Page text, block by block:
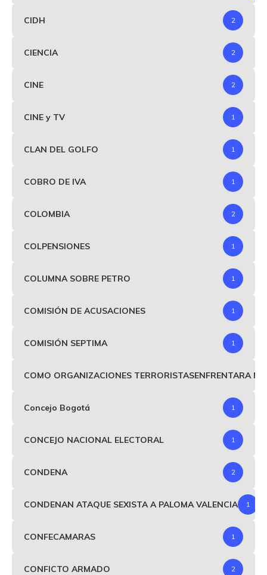
CIDH 2
CIENCIA 2
CINE 2
CINE y TV 1
CLAN DEL GOLFO 1
COBRO DE IVA 1
COLOMBIA 2
COLPENSIONES 1
COLUMNA SOBRE PETRO 1
COMISIÓN DE ACUSACIONES 1
COMISIÓN SEPTIMA 1
COMO ORGANIZACIONES TERRORISTASENFRENTARA
Concejo Bogotá 1
CONCEJO NACIONAL ELECTORAL 1
CONDENA 2
CONDENAN ATAQUE SEXISTA A PALOMA VALENCIA 1
CONFECAMARAS 1
CONFICTO ARMADO 2